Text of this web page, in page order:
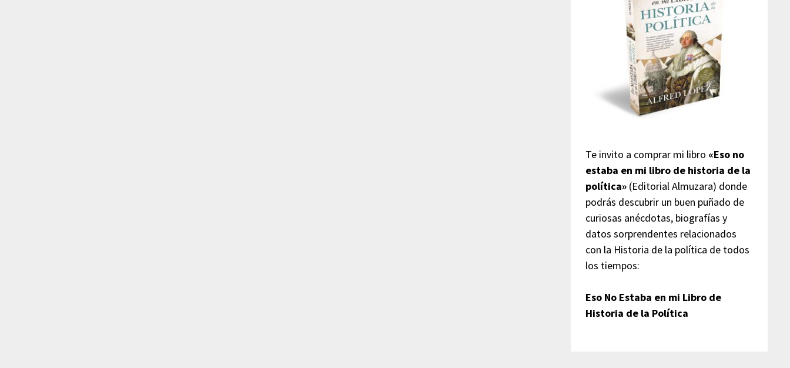
Te invito a comprar mi libro «Eso no
estaba en mi libro de historia de la
política»(Editorial Almuzara) donde
podrás descubrir un buen puñado de
curiosas anécdotas, biografías y
datos sorprendentes relacionados
con la Historia de la política de todos
los tiempos:
Eso No Estaba en mi Libro de
Historia de la Política